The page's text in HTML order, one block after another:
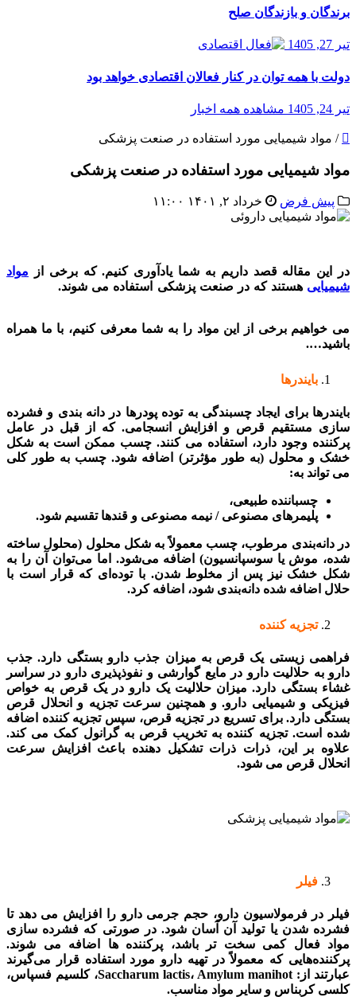
برندگان و بازندگان صلح
تیر 27, 1405
دولت با همه توان در کنار فعالان اقتصادی خواهد بود
تیر 24, 1405 مشاهده همه اخبار
/ مواد شیمیایی مورد استفاده در صنعت پزشکی
مواد شیمیایی مورد استفاده در صنعت پزشکی
پیش فرض خرداد ۲, ۱۴۰۱ ۱۱:۰۰
در این مقاله قصد داریم به شما یادآوری کنیم. که برخی از مواد
شیمیایی هستند که در صنعت پزشکی استفاده می شوند.
می خواهیم برخی از این مواد را به شما معرفی کنیم، با ما همراه
باشید….
بایندرها
بایندرها برای ایجاد چسبندگی به توده پودرها در دانه بندی و فشرده
سازی مستقیم قرص و افزایش انسجامی. که از قبل در عامل
پرکننده وجود دارد، استفاده می کنند. چسب ممکن است به شکل
خشک و محلول (به طور مؤثرتر) اضافه شود. چسب به طور کلی
می تواند به:
چسباننده طبیعی،
پلیمرهای مصنوعی / نیمه مصنوعی و قندها تقسیم شود.
در دانه‌بندی مرطوب، چسب معمولاً به شکل محلول (محلول ساخته
شده، موش یا سوسپانسیون) اضافه می‌شود. اما می‌توان آن را به
شکل خشک نیز پس از مخلوط شدن. با توده‌ای که قرار است با
حلال اضافه شده دانه‌بندی شود، اضافه کرد.
تجزیه کننده
فراهمی زیستی یک قرص به میزان جذب دارو بستگی دارد. جذب
دارو به حلالیت دارو در مایع گوارشی و نفوذپذیری دارو در سراسر
غشاء بستگی دارد. میزان حلالیت یک دارو در یک قرص به خواص
فیزیکی و شیمیایی دارو. و همچنین سرعت تجزیه و انحلال قرص
بستگی دارد. برای تسریع در تجزیه قرص، سپس تجزیه کننده اضافه
شده است. تجزیه کننده به تخریب قرص به گرانول کمک می کند.
علاوه بر این، ذرات ذرات تشکیل دهنده باعث افزایش سرعت
انحلال قرص می شود.
فیلر
فیلر در فرمولاسیون دارو، حجم جرمی دارو را افزایش می دهد تا
فشرده شدن یا تولید آن آسان شود. در صورتی که فشرده سازی
مواد فعال کمی سخت تر باشد، پرکننده ها اضافه می شوند.
پرکننده‌هایی که معمولاً در تهیه دارو مورد استفاده قرار می‌گیرند
عبارتند از: Saccharum lactis، Amylum manihot، کلسیم فسپاس،
کلسی کربناس و سایر مواد مناسب.